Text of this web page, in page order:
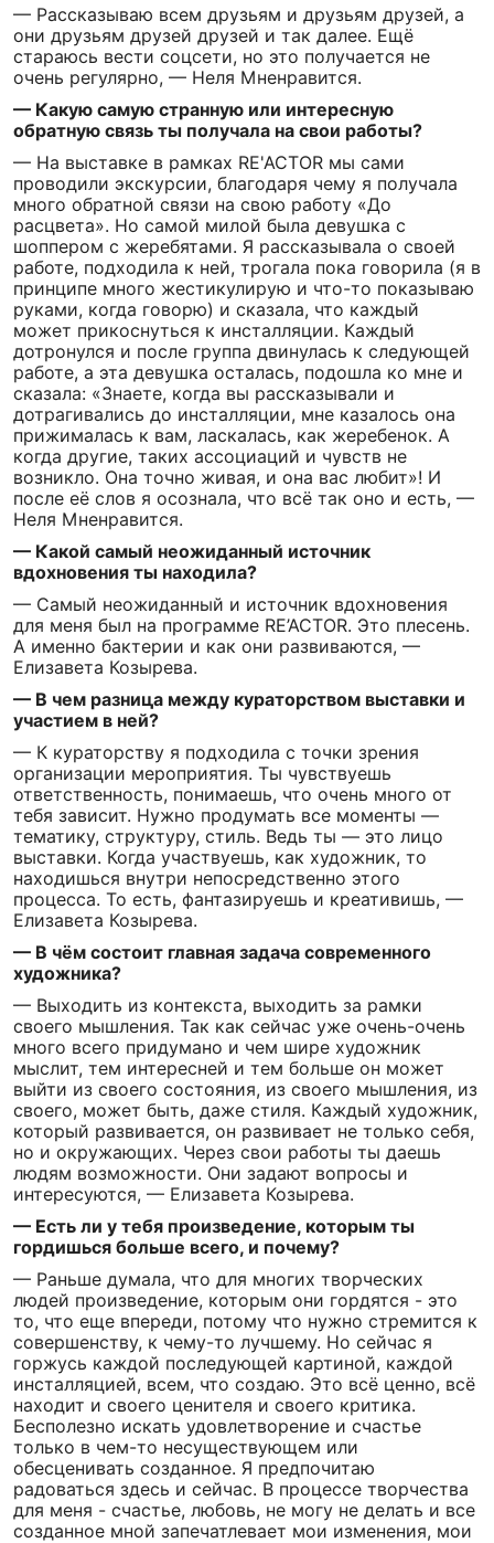
— Рассказываю всем друзьям и друзьям друзей, а
они друзьям друзей друзей и так далее. Ещё
стараюсь вести соцсети, но это получается не
очень регулярно, — Неля Мненравится.
— Какую самую странную или интересную
обратную связь ты получала на свои работы?
— На выставке в рамках RE'ACTOR мы сами
проводили экскурсии, благодаря чему я получала
много обратной связи на свою работу «До
расцвета». Но самой милой была девушка с
шоппером с жеребятами. Я рассказывала о своей
работе, подходила к ней, трогала пока говорила (я в
принципе много жестикулирую и что-то показываю
руками, когда говорю) и сказала, что каждый
может прикоснуться к инсталляции. Каждый
дотронулся и после группа двинулась к следующей
работе, а эта девушка осталась, подошла ко мне и
сказала: «Знаете, когда вы рассказывали и
дотрагивались до инсталляции, мне казалось она
прижималась к вам, ласкалась, как жеребенок. А
когда другие, таких ассоциаций и чувств не
возникло. Она точно живая, и она вас любит»! И
после её слов я осознала, что всё так оно и есть, —
Неля Мненравится.
— Какой самый неожиданный источник
вдохновения ты находила?
— Самый неожиданный и источник вдохновения
для меня был на программе RE’ACTOR. Это плесень.
А именно бактерии и как они развиваются, —
Елизавета Козырева.
— В чем разница между кураторством выставки и
участием в ней?
— К кураторству я подходила с точки зрения
организации мероприятия. Ты чувствуешь
ответственность, понимаешь, что очень много от
тебя зависит. Нужно продумать все моменты —
тематику, структуру, стиль. Ведь ты — это лицо
выставки. Когда участвуешь, как художник, то
находишься внутри непосредственно этого
процесса. То есть, фантазируешь и креативишь, —
Елизавета Козырева.
— В чём состоит главная задача современного
художника?
— Выходить из контекста, выходить за рамки
своего мышления. Так как сейчас уже очень-очень
много всего придумано и чем шире художник
мыслит, тем интересней и тем больше он может
выйти из своего состояния, из своего мышления, из
своего, может быть, даже стиля. Каждый художник,
который развивается, он развивает не только себя,
но и окружающих. Через свои работы ты даешь
людям возможности. Они задают вопросы и
интересуются, — Елизавета Козырева.
— Есть ли у тебя произведение, которым ты
гордишься больше всего, и почему?
— Раньше думала, что для многих творческих
людей произведение, которым они гордятся - это
то, что еще впереди, потому что нужно стремится к
совершенству, к чему-то лучшему. Но сейчас я
горжусь каждой последующей картиной, каждой
инсталляцией, всем, что создаю. Это всё ценно, всё
находит и своего ценителя и своего критика.
Бесполезно искать удовлетворение и счастье
только в чем-то несуществующем или
обесценивать созданное. Я предпочитаю
радоваться здесь и сейчас. В процессе творчества
для меня - счастье, любовь, не могу не делать и все
созданное мной запечатлевает мои изменения, мои